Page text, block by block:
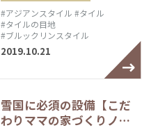
#アジアンスタイル #タイル
#タイルの目地
#ブルックリンスタイル
2019.10.21
雪国に必須の設備【こだ
わりママの家づくりノ…